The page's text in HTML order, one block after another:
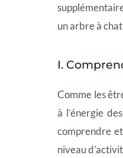
un arbre à
I.
Comme les
à l’énergie
comprendre
niveau